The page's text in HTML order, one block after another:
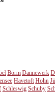
Börm Dannewerk
Havetoft Hohn
Schleswig Schuby